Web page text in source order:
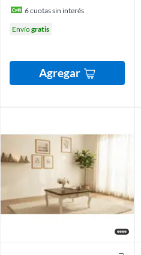
6cuotas sin interés
Envíogratis
Agregar